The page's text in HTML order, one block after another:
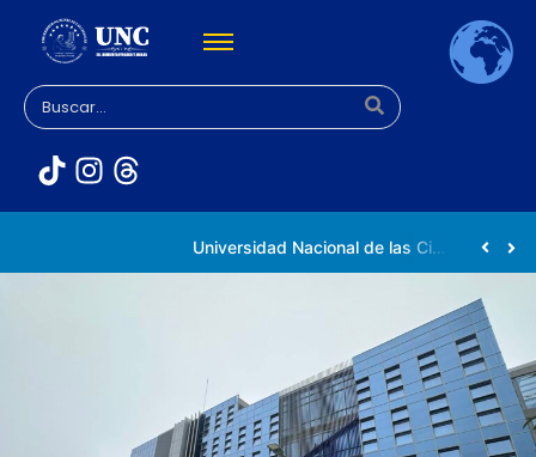
Universidad Nacional de las Ciencias impulsa vocaciones científicas en la Expoferia de Oportunidades de Estudio 2026